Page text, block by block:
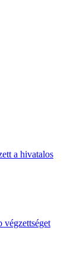
a hivatalos
végzettséget